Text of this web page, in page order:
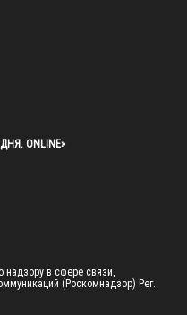
ONLINE»
надзору в сфере связи,
(Роскомнадзор) Рег.